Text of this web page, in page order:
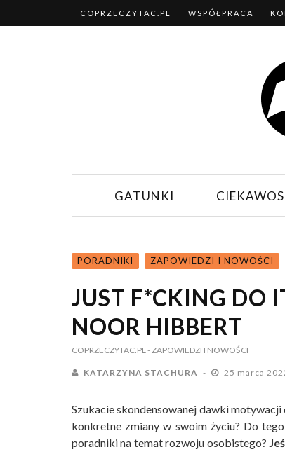
COPRZECZYTAC.PL WSPÓŁPRACA
GATUNKI
PORADNIKI ZAPOWIEDZI I NOWOŚCI
JUST F*CKING DO
NOOR HIBBERT
COPRZECZYTAC.PL- ZAPOWIEDZI I NOWOŚCI
KATARZYNA STACHURA 25 marca
Szukacie skondensowanej dawki
konkretne zmiany w swoim życiu? Do
poradniki na temat rozwoju osobistego?